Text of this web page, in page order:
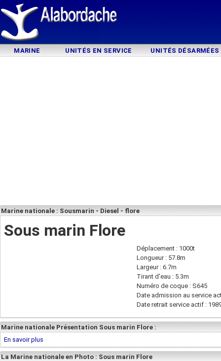
MARINE UNITÉS EN SERVICE UNITÉS DÉSARMÉES
Marine nationale : Sousmarin - Diesel - flore
Sous marin Flore
Déplacement : 1000t
Longueur : 57.8m
Largeur : 6.7m
Tirant d'eau : 5.3m
Numéro de coque : S645
Date admission au service
Date retrait service actif :
Marine nationale Présentation Sous marin Flore :
En savoir plus
La Marine nationale en Photo : Sous marin Flore